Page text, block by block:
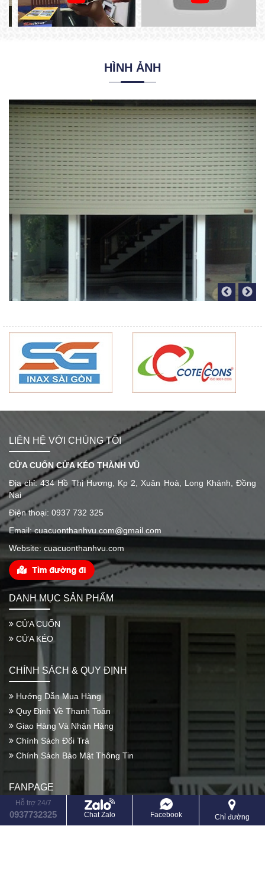
HÌNH ẢNH
LIÊN HỆ VỚI CHÚNG TÔI
CỬA CUỐN CỬA KÉO THÀNH VŨ
Địa chỉ: 434 Hồ Thị Hương, Kp 2, Xuân Hoà, Long Khánh, Đồng
Nai
Điện thoại: 0937 732 325
Email: cuacuonthanhvu.com@gmail.com
Website: cuacuonthanhvu.com
DANH MỤC SẢN PHẨM
CỬA CUỐN
CỬA KÉO
CHÍNH SÁCH & QUY ĐỊNH
Hướng Dẫn Mua Hàng
Quy Định Về Thanh Toán
Giao Hàng Và Nhận Hàng
Chính Sách Đổi Trả
Chính Sách Bảo Mật Thông Tin
FANPAGE
Hỗ trợ 24/7
0937732325 Chat Zalo Facebook Chỉ đường